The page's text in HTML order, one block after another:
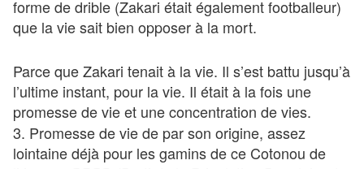
forme de drible (Zakari était également footballeur)
que la vie sait bien opposer à la mort.
Parce que Zakari tenait à la vie. Il s’est battu jusqu’à
l’ultime instant, pour la vie. Il était à la fois une
promesse de vie et une concentration de vies.
3. Promesse de vie de par son origine, assez
lointaine déjà pour les gamins de ce Cotonou de